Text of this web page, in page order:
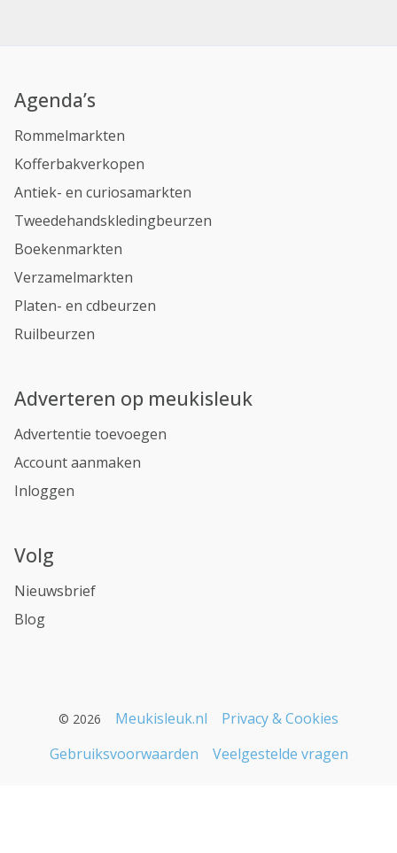
Agenda’s
Rommelmarkten
Kofferbakverkopen
Antiek- en curiosamarkten
Tweedehandskledingbeurzen
Boekenmarkten
Verzamelmarkten
Platen- en cdbeurzen
Ruilbeurzen
Adverteren op meukisleuk
Advertentie toevoegen
Account aanmaken
Inloggen
Volg
Nieuwsbrief
Blog
© 2026 Meukisleuk.nl
Privacy & Cookies
Gebruiksvoorwaarden
Veelgestelde vragen